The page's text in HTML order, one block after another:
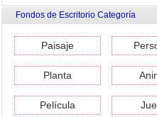
Fondos de Escritorio Categoría
Paisaje
Planta
Película